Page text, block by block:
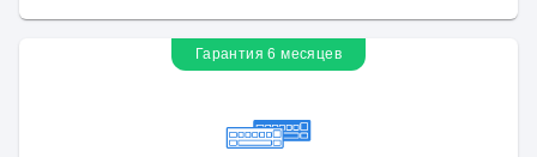
Гарантия 6 месяцев